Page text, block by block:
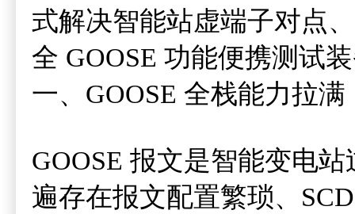
式解决智能站虚端子对点
全 GOOSE 功能便携测试
一、GOOSE 全栈能力拉
GOOSE 报文是智能变电
遍存在报文配置繁琐、